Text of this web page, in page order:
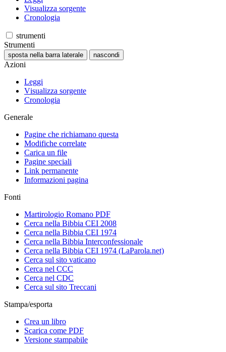
Visualizza sorgente
Cronologia
strumenti
Strumenti
sposta nella barra laterale nascondi
Azioni
Leggi
Visualizza sorgente
Cronologia
Generale
Pagine che richiamano questa
Modifiche correlate
Carica un file
Pagine speciali
Link permanente
Informazioni pagina
Fonti
Martirologio Romano PDF
Cerca nella Bibbia CEI 2008
Cerca nella Bibbia CEI 1974
Cerca nella Bibbia Interconfessionale
Cerca nella Bibbia CEI 1974 (LaParola.net)
Cerca sul sito vaticano
Cerca nel CCC
Cerca nel CDC
Cerca sul sito Treccani
Stampa/esporta
Crea un libro
Scarica come PDF
Versione stampabile